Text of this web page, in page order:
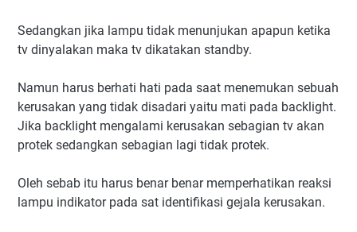
Sedangkan jika lampu tidak menunjukan apapun ketika
tv dinyalakan maka tv dikatakan standby.
Namun harus berhati hati pada saat menemukan sebuah
kerusakan yang tidak disadari yaitu mati pada backlight.
Jika backlight mengalami kerusakan sebagian tv akan
protek sedangkan sebagian lagi tidak protek.
Oleh sebab itu harus benar benar memperhatikan reaksi
lampu indikator pada sat identifikasi gejala kerusakan.